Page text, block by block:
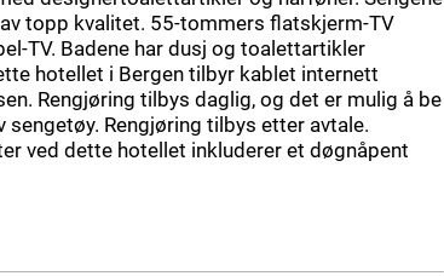
topp kvalitet. 55-tommers flatskjerm-TV
TV. Badene har dusj og toalettartikler
hotellet i Bergen tilbyr kablet internett
Rengjøring tilbys daglig, og det er mulig å be
sengetøy. Rengjøring tilbys etter avtale.
ved dette hotellet inkluderer et døgnåpent